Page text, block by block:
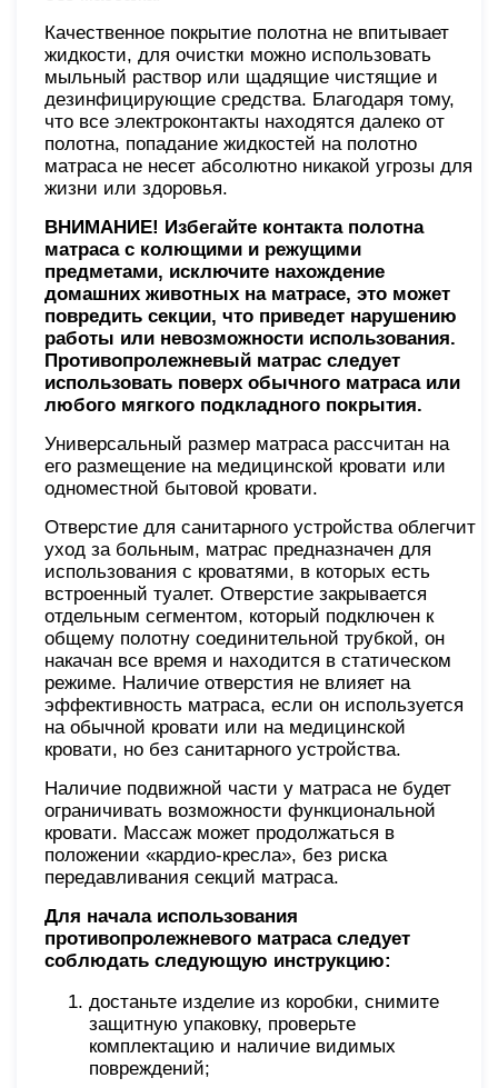
Качественное покрытие полотна не впитывает
жидкости, для очистки можно использовать
мыльный раствор или щадящие чистящие и
дезинфицирующие средства. Благодаря тому,
что все электроконтакты находятся далеко от
полотна, попадание жидкостей на полотно
матраса не несет абсолютно никакой угрозы для
жизни или здоровья.
ВНИМАНИЕ! Избегайте контакта полотна
матраса с колющими и режущими
предметами, исключите нахождение
домашних животных на матрасе, это может
повредить секции, что приведет нарушению
работы или невозможности использования.
Противопролежневый матрас следует
использовать поверх обычного матраса или
любого мягкого подкладного покрытия.
Универсальный размер матраса рассчитан на
его размещение на медицинской кровати или
одноместной бытовой кровати.
Отверстие для санитарного устройства облегчит
уход за больным, матрас предназначен для
использования с кроватями, в которых есть
встроенный туалет. Отверстие закрывается
отдельным сегментом, который подключен к
общему полотну соединительной трубкой, он
накачан все время и находится в статическом
режиме. Наличие отверстия не влияет на
эффективность матраса, если он используется
на обычной кровати или на медицинской
кровати, но без санитарного устройства.
Наличие подвижной части у матраса не будет
ограничивать возможности функциональной
кровати. Массаж может продолжаться в
положении «кардио-кресла», без риска
передавливания секций матраса.
Для начала использования
противопролежневого матраса следует
соблюдать следующую инструкцию:
достаньте изделие из коробки, снимите
защитную упаковку, проверьте
комплектацию и наличие видимых
повреждений;